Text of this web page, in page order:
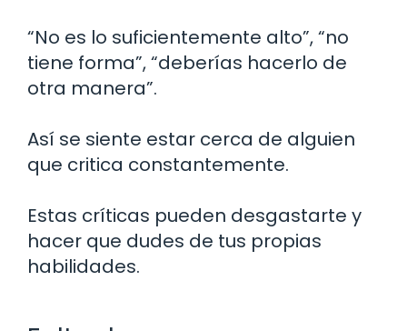
“No es lo suficientemente alto”, “no
tiene forma”, “deberías hacerlo de
otra manera”.
Así se siente estar cerca de alguien
que critica constantemente.
Estas críticas pueden desgastarte y
hacer que dudes de tus propias
habilidades.